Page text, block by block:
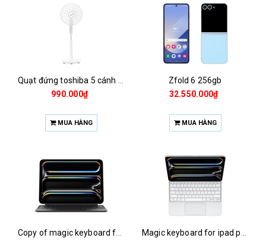
990.000₫
MUA HÀNG
Zfold 6 256gb
32.550.000₫
MUA HÀNG